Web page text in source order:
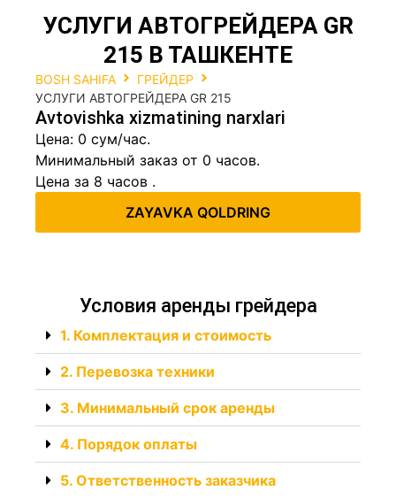
УСЛУГИ АВТОГРЕЙДЕРА GR
215 В ТАШКЕНТЕ
BOSH SAHIFA
ГРЕЙДЕР
УСЛУГИ АВТОГРЕЙДЕРА GR 215
Avtovishka xizmatining narxlari
Цена: 0 сум/час.
Минимальный заказ от 0 часов.
Цена за 8 часов .
ZAYAVKA QOLDRING
Условия аренды грейдера
1. Комплектация и стоимость
2. Перевозка техники
3. Минимальный срок аренды
4. Порядок оплаты
5. Ответственность заказчика